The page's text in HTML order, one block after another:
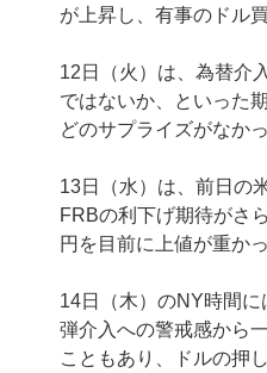
が上昇し、有事のドル
12日（火）は、為替介
ではないか、といった
どのサプライズがなか
13日（水）は、前日の
FRBの利下げ期待がさ
円を目前に上値が重かっ
14日（木）のNY時間
弾介入への警戒感から
こともあり、ドルの押